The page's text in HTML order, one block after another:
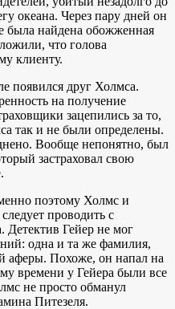
океана. Через пару дней он
была найдена обожженная
что голова
клиенту.
появился друг Холмса.
на получение
зацепились за то,
так и не были определены.
Вообще непонятно, был
застраховал свою
поэтому Холмс и
проводить с
Детектив Гейер не мог
одна и та же фамилия,
аферы. Похоже, он напал на
времени у Гейера были все
не просто обманул
Питезеля.